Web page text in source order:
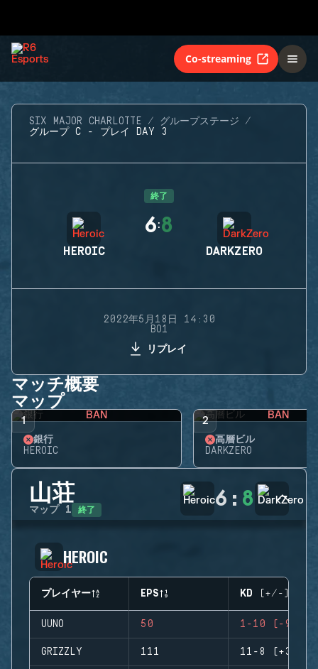
Co-streaming
SIX MAJOR CHARLOTTE
グループステージ
グループ C - プレイ DAY 3
終了
HEROIC
6:8
DARKZERO
2022年5月18日 14:30
BO1
リプレイ
マッチ概要
マップ
1 BAN
銀行
HEROIC
2 BAN
高層ビル
DARKZERO
山荘
マップ 1 終了 6 : 8
HEROIC
プレイヤー EPS KD (+/-)
UUNO 50 1-10 (-9)
GRIZZLY 111 11-8 (+3)